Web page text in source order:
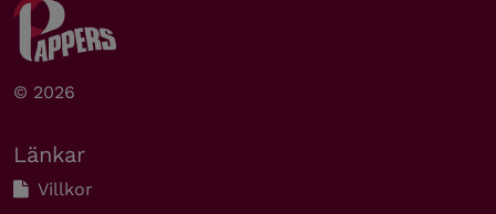
© 2026
Länkar
Villkor